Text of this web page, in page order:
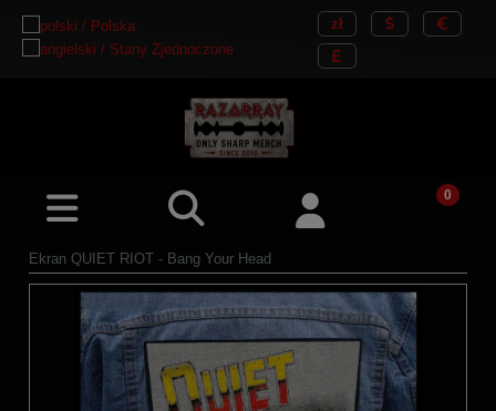
Ekran QUIET RIOT - Bang Your Head